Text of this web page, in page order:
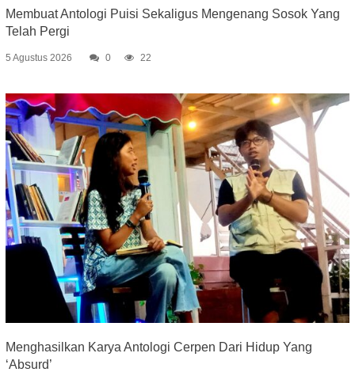
Membuat Antologi Puisi Sekaligus Mengenang Sosok Yang
Telah Pergi
5 Agustus 2026 0 22
Menghasilkan Karya Antologi Cerpen Dari Hidup Yang
‘Absurd’